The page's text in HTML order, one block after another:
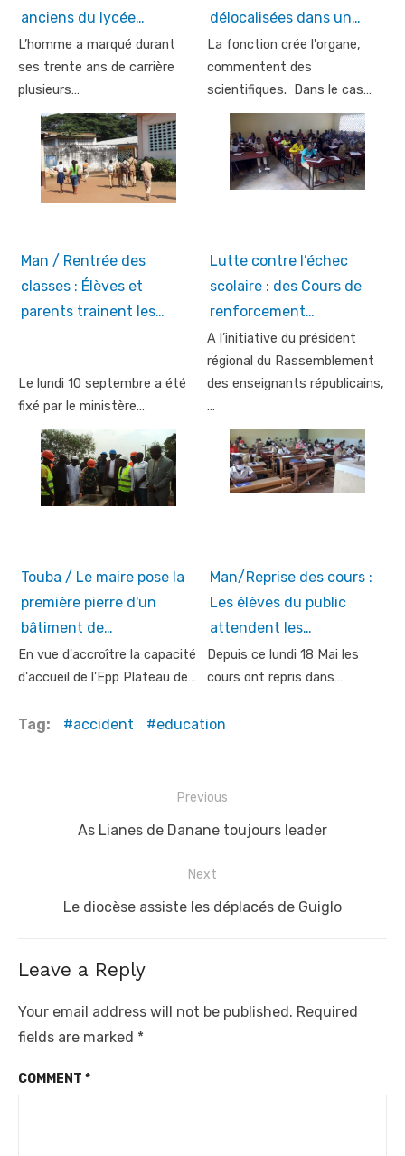
anciens du lycée…
L’homme a marqué durant
ses trente ans de carrière
plusieurs…
délocalisées dans un…
La fonction crée l'organe,
commentent des
scientifiques. Dans le cas…
Man / Rentrée des
classes : Élèves et
parents trainent les…
Le lundi 10 septembre a été
fixé par le ministère…
Lutte contre l’échec
scolaire : des Cours de
renforcement…
A l’initiative du président
régional du Rassemblement
des enseignants républicains,
…
Touba / Le maire pose la
première pierre d'un
bâtiment de…
En vue d'accroître la capacité
d'accueil de l'Epp Plateau de…
Man/Reprise des cours :
Les élèves du public
attendent les…
Depuis ce lundi 18 Mai les
cours ont repris dans…
Tag: accident education
navigation
Previous
Previous
As Lianes de Danane toujours leader
Next
Next
Le diocèse assiste les déplacés de Guiglo
Leave a Reply
Your email address will not be published. Required
fields are marked *
COMMENT *